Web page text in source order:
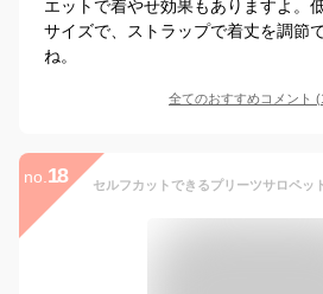
エットで着やせ効果もありますよ。
サイズで、ストラップで着丈を調節
ね。
全てのおすすめコメント (
no. 18